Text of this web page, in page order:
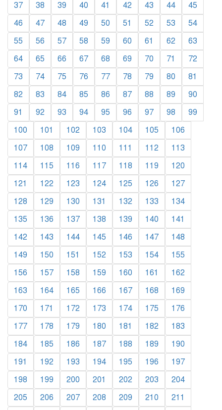
37
38 39 40 41 42 43 44
45
46
47 48 49 50 51 52 53
54
55
56 57 58 59 60 61 62
63
64
65 66 67 68 69 70 71
72
73
74 75 76 77 78 79 80
81
82
83 84 85 86 87 88 89
90
91
92 93 94 95 96 97 98
99
100
101 102 103 104 105
106
107
108 109 110 111 112
113
114
115 116 117 118 119
120
121
122 123 124 125 126
127
128
129 130 131 132 133
134
135
136 137 138 139 140
141
142
143 144 145 146 147
148
149
150 151 152 153 154
155
156
157 158 159 160 161
162
163
164 165 166 167 168
169
170
171 172 173 174 175
176
177
178 179 180 181 182
183
184
185 186 187 188 189
190
191
192 193 194 195 196
197
198
199 200 201 202 203
204
205
206 207 208 209 210
211